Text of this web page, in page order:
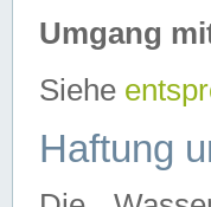
Umgang
Siehe
Haftung